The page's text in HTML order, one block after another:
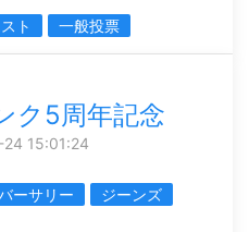
ト 一般投票
ク5周年記念
15:01:24
ーサリー
ジーンズ